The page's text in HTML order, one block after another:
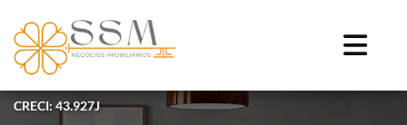
CRECI: 43.927J